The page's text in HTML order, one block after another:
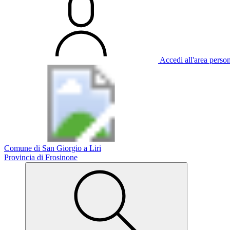
Accedi all'area
Comune di San Giorgio a Liri
Provincia di Frosinone